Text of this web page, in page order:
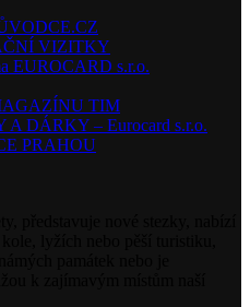
VIZITKY
EUROCARD s.r.o.
TIM
DÁRKY – Eurocard s.r.o.
PRAHOU